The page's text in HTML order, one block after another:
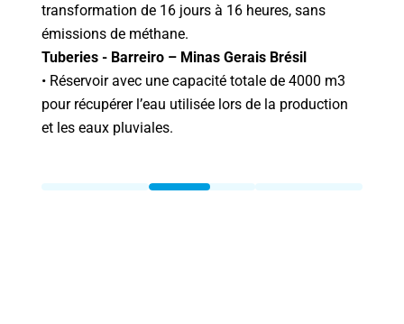
transformation de 16 jours à 16 heures, sans
émissions de méthane.
Tuberies - Barreiro – Minas Gerais Brésil
• Réservoir avec une capacité totale de 4000 m3
pour récupérer l’eau utilisée lors de la production
et les eaux pluviales.